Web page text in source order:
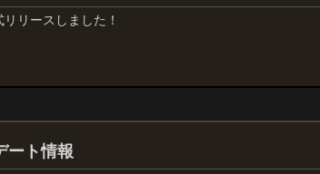
リースしました！
ート情報